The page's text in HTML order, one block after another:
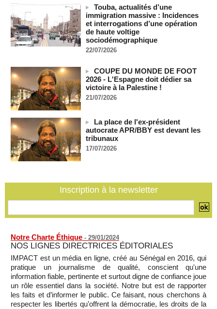
mois après son départ du pouvoir
07/08/2026
Mali-Algérie : le PM Maïga affirme qu’il n’y a « aucune
rupture diplomatique » entre les 2 pays
07/08/2026 -
demande une enquête pour crime de guerre
07/08/2026 -
Côte d'Ivoire : le président Ouattara accorde la grâce à 4.661
détenus
07/08/2026 -
Plagiat à Cambridge - L’université va réexaminer le
recrutement de ses enseignants
07/08/2026 -
La Türkiye, l’Arabie saoudite et le Pakistan signent un accord
La Bourse de Paris termine en hausse et poursuit sa course
Touba, actualités d’une
immigration massive : Incidences
et interrogations d’une opération
de haute voltige
sociodémographique
22/07/2026
COUPE DU MONDE DE FOOT
2026 - L'Espagne doit dédier sa
victoire à la Palestine !
21/07/2026
La place de l'ex-président
autocrate APR/BBY est devant les
tribunaux
17/07/2026
Inscription à la newsletter
Notre Charte Éthique - 29/01/2024
NOS LIGNES DIRECTRICES ÉDITORIALES
IMPACT est un média en ligne, créé au Sénégal en 2016, qui
pratique un journalisme de qualité, conscient qu'une
information fiable, pertinente et surtout digne de confiance joue
un rôle essentiel dans la société. Notre but est de rapporter
les faits et d’informer le public. Ce faisant, nous cherchons à
respecter les libertés qu’offrent la démocratie, les droits de la